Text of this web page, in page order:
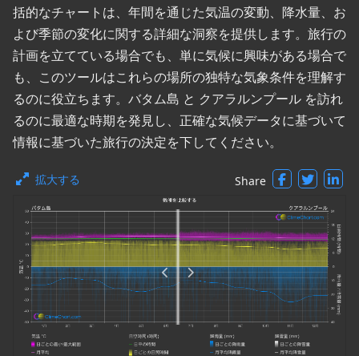
括的なチャートは、年間を通じた気温の変動、降水量、お
よび季節の変化に関する詳細な洞察を提供します。旅行の
計画を立てている場合でも、単に気候に興味がある場合で
も、このツールはこれらの場所の独特な気象条件を理解す
るのに役立ちます。バタム島 と クアラルンプール を訪れ
るのに最適な時期を発見し、正確な気候データに基づいて
情報に基づいた旅行の決定を下してください。
拡大する Share